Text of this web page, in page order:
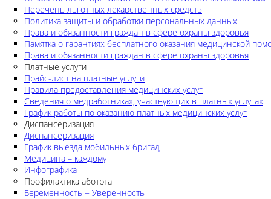
Перечень льготных лекарственных средств
Политика защиты и обработки персональных данных
Права и обязанности граждан в сфере охраны здоровья
Памятка о гарантиях бесплатного оказания медицинской
Права и обязанности граждан в сфере охраны здоровья
Платные услуги
Прайс-лист на платные услуги
Правила предоставления медицинских услуг
Сведения о медработниках, участвующих в платных услугах
График работы по оказанию платных медицинских услуг
Диспансеризация
Диспансеризация
График выезда мобильных бригад
Медицина – каждому
Инфографика
Профилактика аботрта
Беременность = Уверенность